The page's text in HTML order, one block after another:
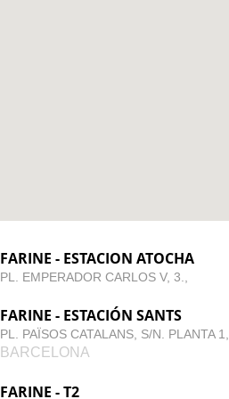
FARINE - ESTACION ATOCHA
PL. EMPERADOR CARLOS V, 3.,
FARINE - ESTACIÓN SANTS
PL. PAÏSOS CATALANS, S/N. PLANTA 1,
BARCELONA
FARINE - T2